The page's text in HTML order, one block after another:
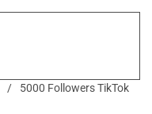
5000 Followers TikTok